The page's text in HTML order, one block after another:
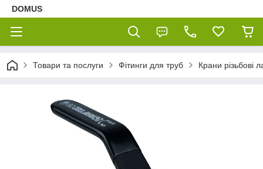
DOMUS
Товари та послуги Фітинги для труб Крани різьбові